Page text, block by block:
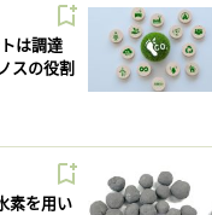
は調達
スの役割
素を用い